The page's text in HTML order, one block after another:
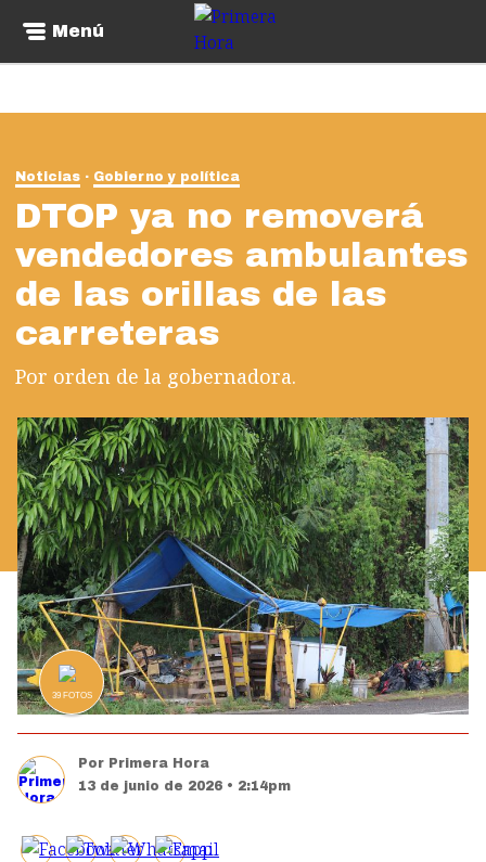
Menú
Noticias Gobierno y política
DTOP ya no removerá
vendedores ambulantes
de las orillas de las
carreteras
Por orden de la gobernadora.
39FOTOS
Por Primera Hora
13 de junio de 2026 • 2:14pm